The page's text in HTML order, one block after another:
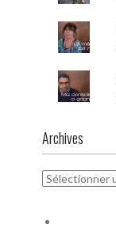
Archives
Archives